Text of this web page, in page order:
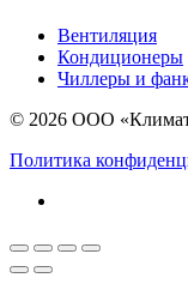
Вентиляция
Кондиционеры
Чиллеры и
© 2026 ООО
Политика